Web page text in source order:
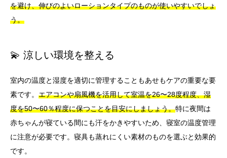
を避け、伸びのよいローションタイプのものが使いやすいでしょ
う。
💫 涼しい環境を整える
室内の温度と湿度を適切に管理することもあせもケアの重要な要
素です。 エアコンや扇風機を活用して室温を26〜28度程度、湿
度を50〜60％程度に保つことを目安にしましょう。特に夜間は
赤ちゃんが寝ている間にも汗をかきやすいため、寝室の温度管理
に注意が必要です。寝具も蒸れにくい素材のものを選ぶと効果的
です。